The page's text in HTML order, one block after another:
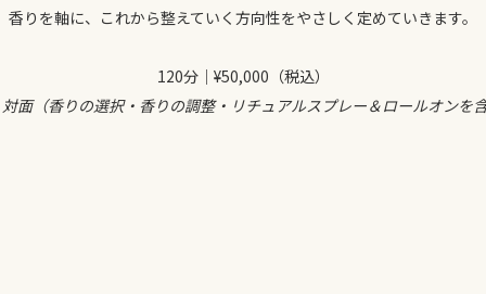
香りを軸に、これから整えていく方向性をやさしく定めていきます。
120分｜¥50,000（税込）
面（香りの選択・香りの調整・リチュアルスプレー＆ロールオンを